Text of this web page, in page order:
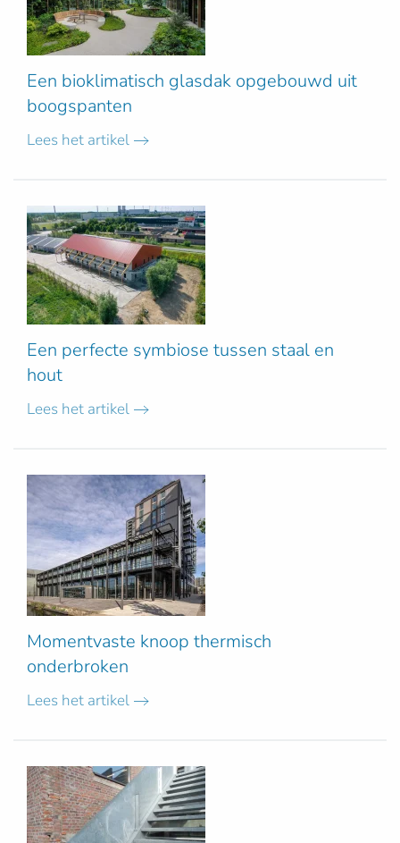
Een bioklimatisch glasdak opgebouwd uit
boogspanten
Lees het artikel
Een perfecte symbiose tussen staal en
hout
Lees het artikel
Momentvaste knoop thermisch
onderbroken
Lees het artikel